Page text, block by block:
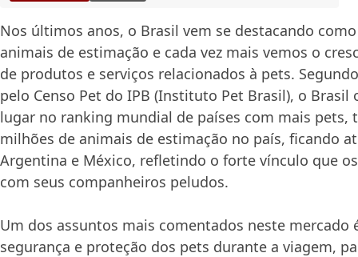
Nos últimos anos, o Brasil vem se destacando
animais de estimação e cada vez mais vemos o
de produtos e serviços relacionados à pets.
pelo Censo Pet do IPB (Instituto Pet Brasil), o Brasil
lugar no ranking mundial de países com mais pets,
milhões de animais de estimação no país, ficando
Argentina e México, refletindo o forte vínculo que
com seus companheiros peludos.
Um dos assuntos mais comentados neste mercado
segurança e proteção dos pets durante a viagem,